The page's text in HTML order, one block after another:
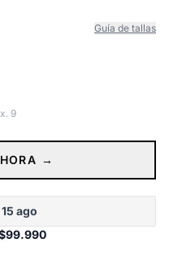
Guía de tallas
9
→
ago